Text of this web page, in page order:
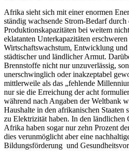
Afrika sieht sich mit einer enormen
ständig wachsende Strom-Bedarf durch
Produktionskapazitäten bei weitem
eklatanten Unterkapazitäten
Wirtschaftswachstum, Entwicklung
städtischer und ländlicher Armut.
Brennstoffe nicht nur unzuverlässig,
unerschwinglich oder inakzeptabel
mittlerweile als das „fehlende
nur sie die Erreichung der acht
während nach Angaben der Weltbank
Haushalte in den afrikanischen Staaten
zu Elektrizität haben. In den ländlichen
Afrika haben sogar nur zehn Prozent
dies verunmöglicht aber eine
Bildungsförderung und